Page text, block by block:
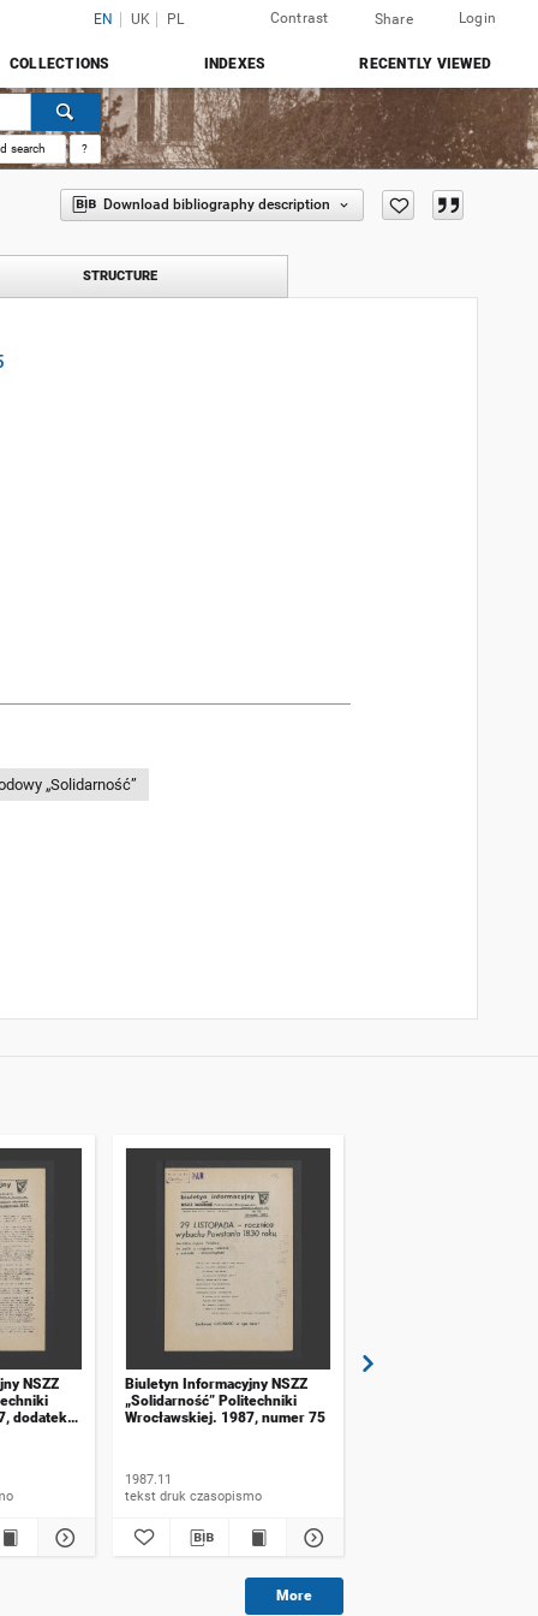
EN UK PL Contrast Share Login
COLLECTIONS INDEXES RECENTLY VIEWED
search ?
Download bibliography description
STRUCTURE
„Solidarność”
NSZZ
dodatek
Biuletyn Informacyjny NSZZ
„Solidarność” Politechniki
Wrocławskiej. 1987, numer 75
1987.11
tekst druk czasopismo
More